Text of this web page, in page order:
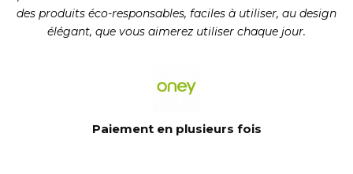
des produits éco-responsables, faciles à utiliser, au design
élégant, que vous aimerez utiliser chaque jour.
Paiement en plusieurs fois